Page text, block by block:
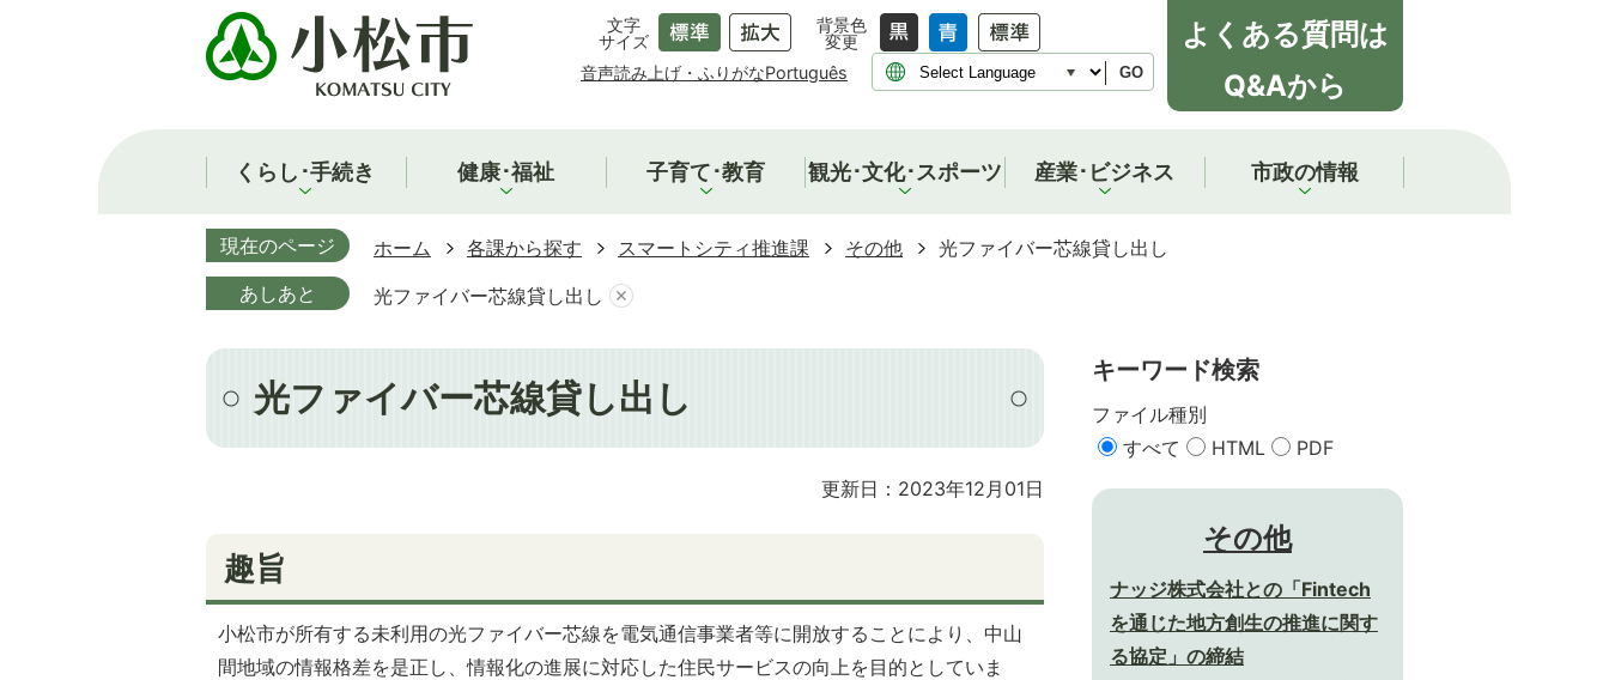
文字
サイズ
背景色
変更
音声読み上げ・ふりがなPortuguês GO
よくある質問は
Q&Aから
くらし･手続き 健康･福祉 子育て･教育 観光･文化･スポーツ 産業･ビジネス 市政の情報
現在のページ ホーム 各課から探す スマートシティ推進課 その他
光ファイバー芯線貸し出し
あしあと
光ファイバー芯線貸し出し
光ファイバー芯線貸し出し
更新日：2023年12月01日
趣旨
小松市が所有する未利用の光ファイバー芯線を電気通信事業者等に開放することにより、中山
間地域の情報格差を是正し、情報化の進展に対応した住民サービスの向上を目的としていま
キーワード検索
ファイル種別
すべて
HTML PDF
その他
ナッジ株式会社との「Fintech
を通じた地方創生の推進に関す
る協定」の締結